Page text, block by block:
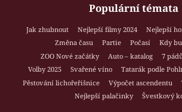
Populární témata
Jak zhubnout Nejlepší filmy 2024 Nejlepší
Změna času
Partie Počasí
Kdy
ZOO Nové začátky
Auto – katalog
7
Volby 2025
Svařené víno Tatarák podle
Pěstování lichořeřišnice
Výpočet ascendentu
Nejlepší palačinky
Švestkový